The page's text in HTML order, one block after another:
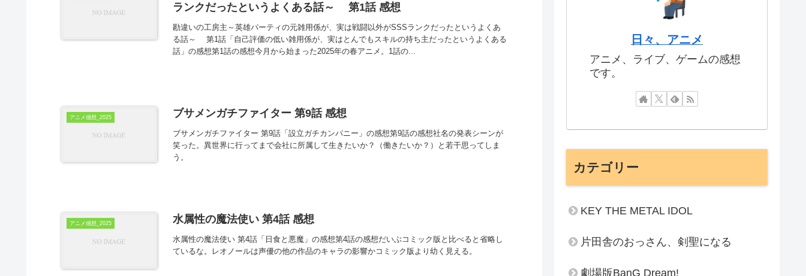
ランクだったというよくある話～ 第1話 感想
勘違いの工房主～英雄パーティの元雑用係が、実は戦闘以外がSSSランクだったというよくあ
る話～ 第1話「自己評価の低い雑用係が、実はとんでもスキルの持ち主だったというよくある
話」の感想第1話の感想今月から始まった2025年の春アニメ。1話の...
アニメ感想_2025 ブサメンガチファイター 第9話 感想
ブサメンガチファイター 第9話「設立ガチカンパニー」の感想第9話の感想社名の発表シーンが
笑った。異世界に行ってまで会社に所属して生きたいか？（働きたいか？）と若干思ってしま
う。
アニメ感想_2025 水属性の魔法使い 第4話 感想
水属性の魔法使い 第4話「日食と悪魔」の感想第4話の感想だいぶコミック版と比べると省略し
ているな。レオノールは声優の他の作品のキャラの影響かコミック版より幼く見える。
日々、アニメ
アニメ、ライブ、ゲームの感想
です。
カテゴリー
KEY THE METAL IDOL
片田舎のおっさん、剣聖になる
劇場版BanG Dream!